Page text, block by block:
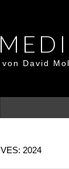
von David
2024